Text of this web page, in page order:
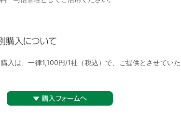
入は、一律1,100円/1社（税込）で、ご提供とさせていた